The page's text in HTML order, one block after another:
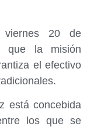
viernes 20 de
que la misión
el efectivo
está concebida
los que se